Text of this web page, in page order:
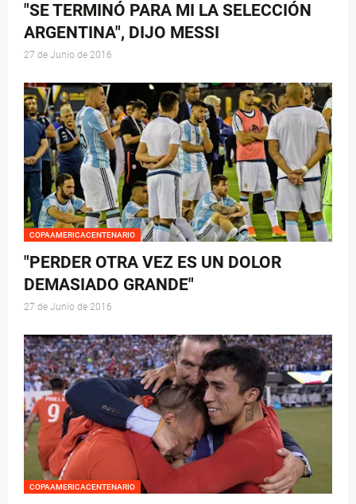
"SE TERMINÓ PARA MI LA SELECCIÓN
ARGENTINA", DIJO MESSI
27 de Junio de 2016
COPAAMERICACENTENARIO
"PERDER OTRA VEZ ES UN DOLOR
DEMASIADO GRANDE"
27 de Junio de 2016
COPAAMERICACENTENARIO